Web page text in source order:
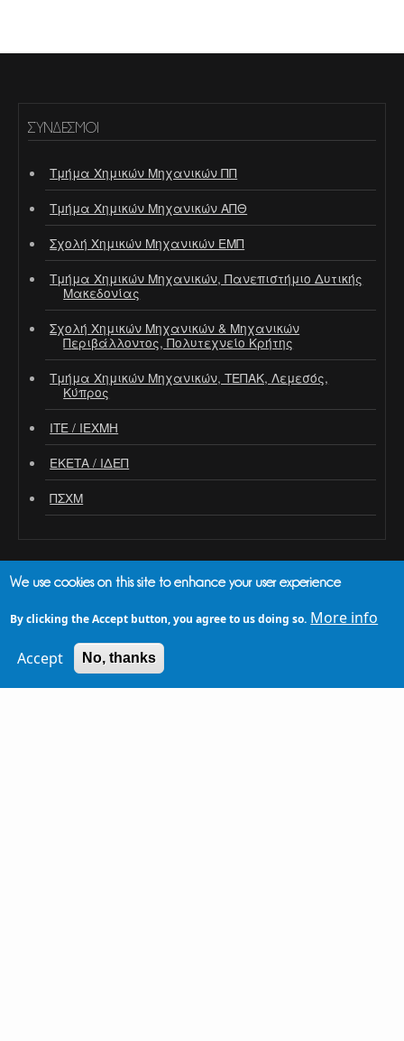
ΣΎΝΔΕΣΜΟΙ
Τμήμα Χημικών Μηχανικών ΠΠ
Τμήμα Χημικών Μηχανικών ΑΠΘ
Σχολή Χημικών Μηχανικών ΕΜΠ
Τμήμα Χημικών Μηχανικών, Πανεπιστήμιο Δυτικής
Μακεδονίας
Σχολή Χημικών Μηχανικών & Μηχανικών
Περιβάλλοντος, Πολυτεχνείο Κρήτης
Τμήμα Χημικών Μηχανικών, ΤΕΠΑΚ, Λεμεσός,
Κύπρος
ΙΤΕ / ΙΕΧΜΗ
ΕΚΕΤΑ / ΙΔΕΠ
ΠΣΧΜ
Light (dark background)
We use cookies on this site to enhance your user experience
By clicking the Accept button, you agree to us doing so. More info
Accept No, thanks